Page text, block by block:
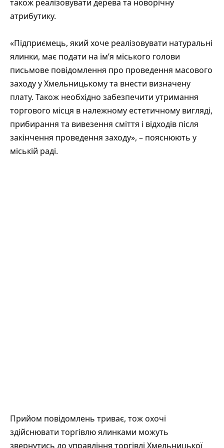
також реалізовувати дерева та новорічну
атрибутику.
«Підприємець, який хоче реалізовувати натуральні
ялинки, має подати на ім’я міського голови
письмове повідомлення про проведення масового
заходу у Хмельницькому та внести визначену
плату. Також необхідно забезпечити утримання
торгового місця в належному естетичному вигляді,
прибирання та вивезення сміття і відходів після
закінчення проведення заходу», – пояснюють у
міській раді.
Прийом повідомлень триває, тож охочі
здійснювати торгівлю ялинками можуть
звернутись до управління торгівлі Хмельницької